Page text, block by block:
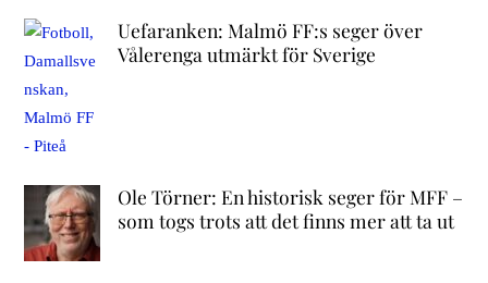
Uefaranken: Malmö FF:s seger över
Vålerenga utmärkt för Sverige
Ole Törner: En historisk seger för MFF –
som togs trots att det finns mer att ta ut